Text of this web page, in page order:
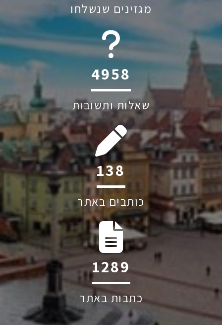
מגזינים שנשלחו
6045
שאלות ותשובות
195
כותבים באתר
1819
כתבות באתר